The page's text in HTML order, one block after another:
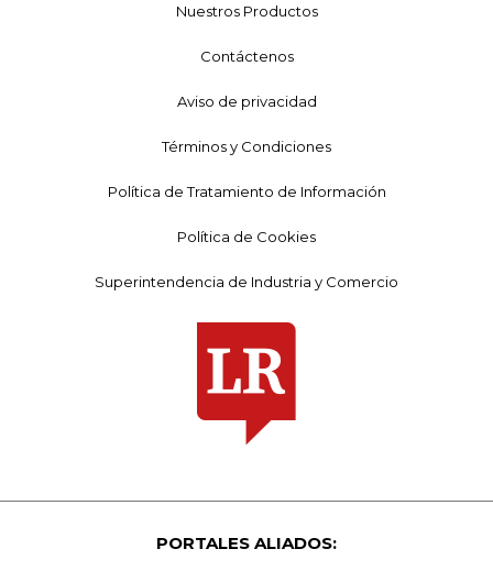
Nuestros Productos
Contáctenos
Aviso de privacidad
Términos y Condiciones
Política de Tratamiento de Información
Política de Cookies
Superintendencia de Industria y Comercio
PORTALES ALIADOS: